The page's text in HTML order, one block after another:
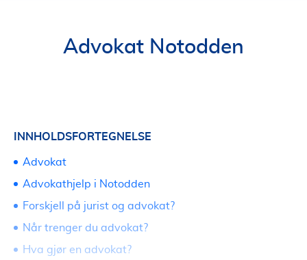
Advokat Notodden
INNHOLDSFORTEGNELSE
Advokat
Advokathjelp i Notodden
Forskjell på jurist og advokat?
Når trenger du advokat?
Hva gjør en advokat?